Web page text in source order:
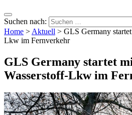
Suchen nach:
Home >Aktuell > GLS Germany
Lkw im Fernverkehr
GLS Germany startet
Wasserstoff-Lkw im